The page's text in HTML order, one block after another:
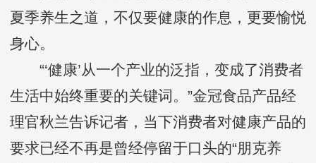
夏季养生之道，不仅要健康的作息，更要愉悦
身心。
“‘健康’从一个产业的泛指，变成了消费者
生活中始终重要的关键词。”金冠食品产品经
理官秋兰告诉记者，当下消费者对健康产品的
要求已经不再是曾经停留于口头的“朋克养